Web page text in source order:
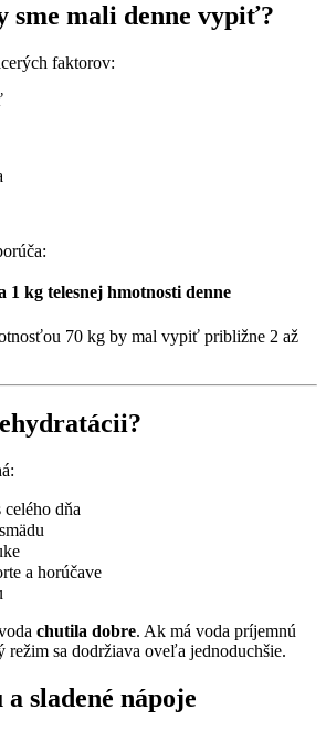
sme mali denne vypiť?
faktorov:
1 kg telesnej hmotnosti denne
70 kg by mal vypiť približne 2 až
dňa
a horúčave
chutila dobre. Ak má voda príjemnú
sa dodržiava oveľa jednoduchšie.
sladené nápoje